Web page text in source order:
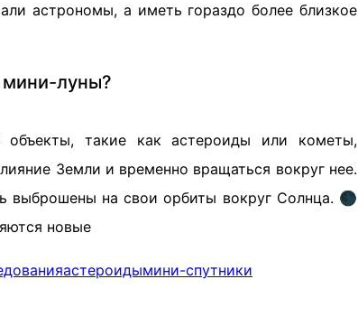
астрономы, а иметь гораздо более близкое
мини-луны?
такие как астероиды или кометы,
Земли и временно вращаться вокруг нее.
выброшены на свои орбиты вокруг Солнца. 🌑
новые
астероидымини-спутники